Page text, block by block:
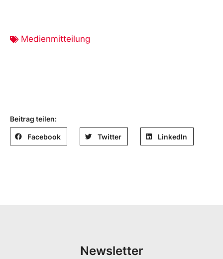
Medienmitteilung
Beitrag teilen:
Facebook Twitter LinkedIn
Newsletter